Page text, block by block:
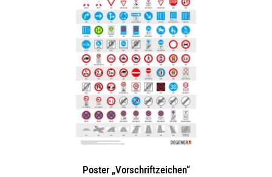
Poster „Vorschriftzeichen“